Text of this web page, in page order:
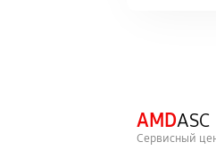
AMDASC
Сервисный